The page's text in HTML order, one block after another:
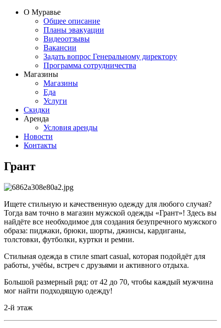
О Муравье
Общее описание
Планы эвакуации
Видеоотзывы
Вакансии
Задать вопрос Генеральному директору
Программа сотрудничества
Магазины
Магазины
Еда
Услуги
Скидки
Аренда
Условия аренды
Новости
Контакты
Грант
Ищете стильную и качественную одежду для любого случая?
Тогда вам точно в магазин мужской одежды «Грант»! Здесь вы
найдёте все необходимое для создания безупречного мужского
образа: пиджаки, брюки, шорты, джинсы, кардиганы,
толстовки, футболки, куртки и ремни.
Стильная одежда в стиле smart casual, которая подойдёт для
работы, учёбы, встреч с друзьями и активного отдыха.
Большой размерный ряд: от 42 до 70, чтобы каждый мужчина
мог найти подходящую одежду!
2-й этаж